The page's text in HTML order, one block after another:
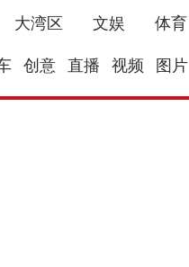
大湾区 文娱 体育
创意 直播 视频 图片